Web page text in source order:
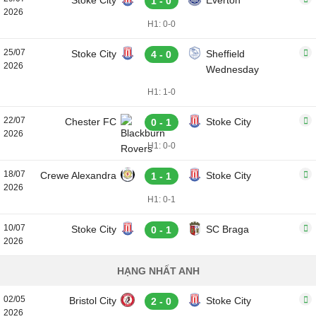
2026
H1: 0-0
25/07
2026
Stoke City 4 - 0
Sheffield
Wednesday
H1: 1-0
22/07
2026
Chester FC 0 - 1 Stoke City
H1: 0-0
18/07
2026
Crewe Alexandra 1 - 1 Stoke City
H1: 0-1
10/07
2026
Stoke City 0 - 1 SC Braga
HẠNG NHẤT ANH
02/05
2026
Bristol City 2 - 0 Stoke City